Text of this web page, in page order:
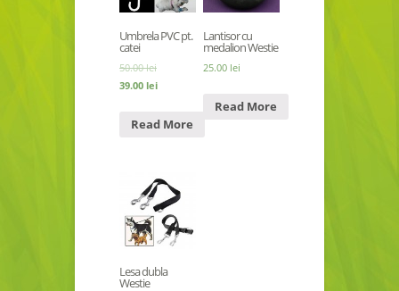
Umbrela PVC pt.
catei
50.00 lei
39.00 lei
Read More
Lantisor cu
medalion Westie
25.00 lei
Read More
Lesa dubla
Westie